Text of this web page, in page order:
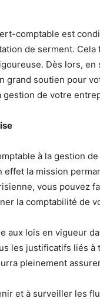
comptable est
de serment.
Dès lors,
grand soutien pour
de votre
à la gestion
la mission
vous pouvez
la comptabilité de
aux lois en vigueur
les justificatifs liés à
pleinement
et à surveiller les